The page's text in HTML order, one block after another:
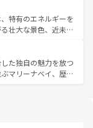
コーヒーなどは、ぜ
てもあたたかい人々
忘れられない旅にな
ンマイなどの山岳地
ットやクラビの美し
ができる。タイ料理
節にも異なる楽しみ
々、仏教を中心とし
れる旅人を魅了し続
特有のエネルギーを
壮大な景色、近未来
光スポットが密集し
も魅力。息をのむよ
を存分に楽しみ尽く
た独自の魅力を放つ
マリーナベイ、歴史